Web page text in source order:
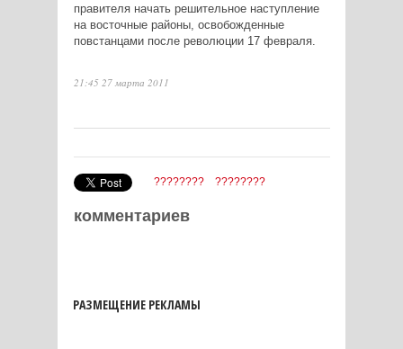
правителя начать решительное наступление
на восточные районы, освобожденные
повстанцами после революции 17 февраля.
21:45 27 марта 2011
???????? ????????
комментариев
РАЗМЕЩЕНИЕ РЕКЛАМЫ